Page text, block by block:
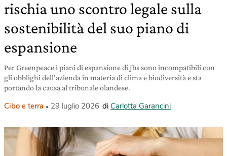
rischia uno scontro legale sulla
sostenibilità del suo piano di
espansione
Per Greenpeace i piani di espansione di Jbs sono incompatibili con
gli obblighi dell’azienda in materia di clima e biodiversità e sta
portando la causa al tribunale olandese.
Cibo e terra 29 luglio 2026 di Carlotta Garancini